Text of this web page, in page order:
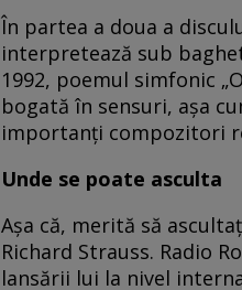
În partea a doua a
interpretează sub
1992, poemul simfonic
bogată în sensuri, aşa
importanţi compozitori
Unde se poate asculta
Aşa că, merită să
Richard Strauss. Radio
lansării lui la nivel